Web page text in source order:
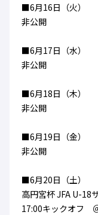
■6月16日（火）
非公開
■6月17日（水）
非公開
■6月18日（木）
非公開
■6月19日（金）
非公開
■6月20日（土）
高円宮杯 JFA U-18
17:00キックオフ